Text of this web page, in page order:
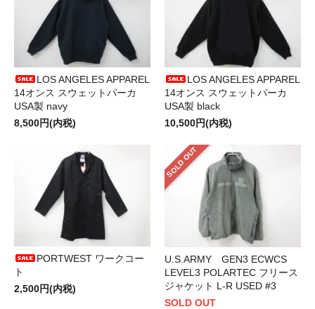
LOS ANGELES APPAREL
14オンス スウェットパーカ
USA製 navy
8,500円(内税)
LOS ANGELES APPAREL
14オンス スウェットパーカ
USA製 black
10,500円(内税)
PORTWEST ワークコー
ト
2,500円(内税)
SOLD OUT
U.S.ARMY GEN3 ECWCS
LEVEL3 POLARTEC フリース
ジャケット L-R USED #3
SOLD OUT